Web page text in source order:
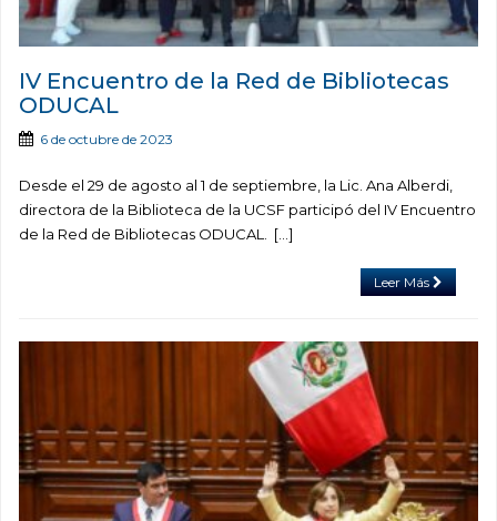
IV Encuentro de la Red de Bibliotecas
ODUCAL
6 de octubre de 2023
Desde el 29 de agosto al 1 de septiembre, la Lic. Ana Alberdi,
directora de la Biblioteca de la UCSF participó del IV Encuentro
de la Red de Bibliotecas ODUCAL. […]
Leer Más